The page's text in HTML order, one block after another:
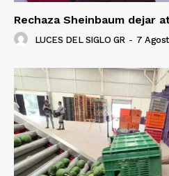
Rechaza Sheinbaum dejar
LUCES DEL SIGLO GR - 7